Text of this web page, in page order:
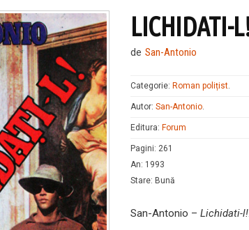
LICHIDATI-
de San-Antonio
Categorie: Roman polițist.
Autor: San-Antonio.
Editura: Forum
Pagini: 261
An: 1993
Stare: Bună
San-Antonio – Lichidati-l!